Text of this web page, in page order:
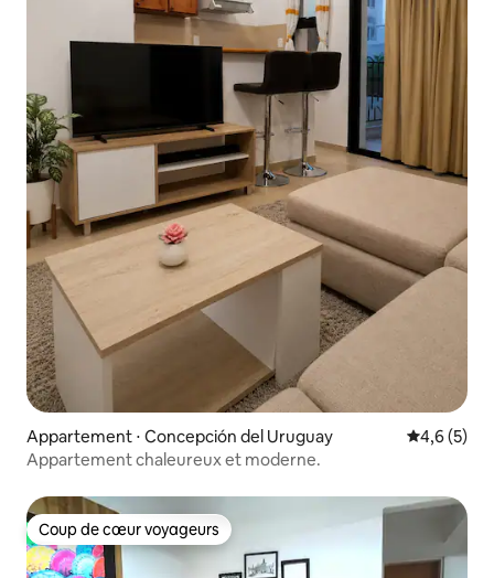
Appartement ⋅ Concepción del Uruguay Évaluation
4,6 (5)
Appartement chaleureux et moderne.
Coup de cœur voyageurs
Coup de cœur voyageurs